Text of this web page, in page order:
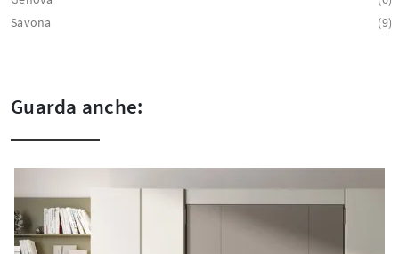
Savona
9
Guarda anche: